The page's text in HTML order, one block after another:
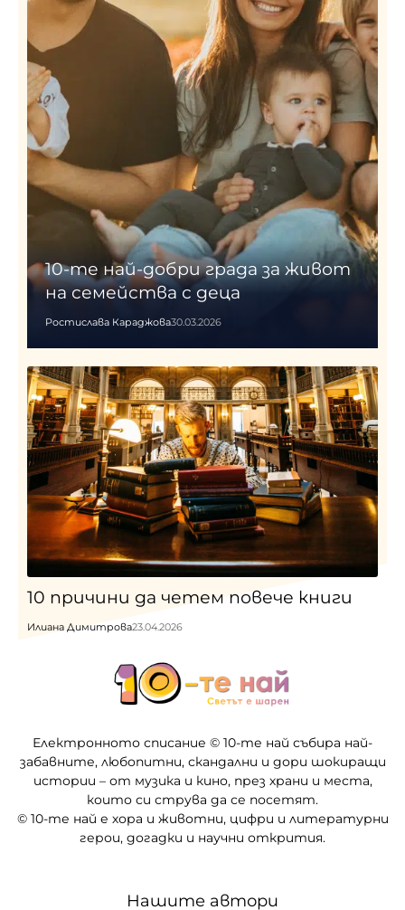
10-те най-добри града за живот
на семейства с деца
Ростислава Караджова30.03.2026
10 причини да четем повече книги
Илиана Димитрова23.04.2026
Електронното списание © 10-те най събира най-
забавните, любопитни, скандални и дори шокиращи
истории – от музика и кино, през храни и места,
които си струва да се посетят.
© 10-те най е хора и животни, цифри и литературни
герои, догадки и научни открития.
Нашите автори